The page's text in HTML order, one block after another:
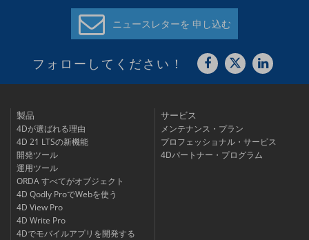
ニュースレターを 申し込む
フォローしてください！
製品
4Dが選ばれる理由
4D 21 LTSの新機能
開発ツール
運用ツール
ORDA すべてがオブジェクト
4D Qodly ProでWebを使う
4D View Pro
4D Write Pro
4Dでモバイルアプリを開発する
サービス
メンテナンス・プラン
プロフェッショナル・サービス
4Dパートナー・プログラム